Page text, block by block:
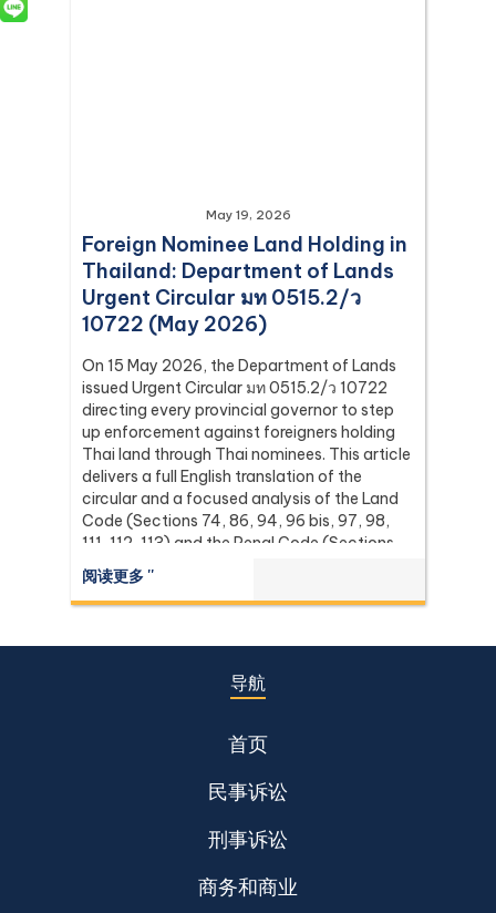
May 19, 2026
Foreign Nominee Land Holding in
Thailand: Department of Lands
Urgent Circular มท 0515.2/ว
10722 (May 2026)
On 15 May 2026, the Department of Lands
issued Urgent Circular มท 0515.2/ว 10722
directing every provincial governor to step
up enforcement against foreigners holding
Thai land through Thai nominees. This article
delivers a full English translation of the
circular and a focused analysis of the Land
Code (Sections 74, 86, 94, 96 bis, 97, 98,
111, 112, 113) and the Penal Code (Sections
137 and 267) it relies on, with the leading
Supreme Court (Dika) authorities including
Dika 344/2511, Dika 1038/2538, Dika
阅读更多 ''
导航
首页
民事诉讼
刑事诉讼
商务和商业